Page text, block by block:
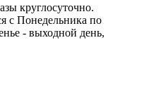
круглосуточно.
с Понедельника по
- выходной день,